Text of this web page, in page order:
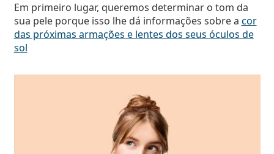
Em primeiro lugar, queremos determinar o tom da
sua pele porque isso lhe dá informações sobre a cor
das próximas armações e lentes dos seus óculos de
sol